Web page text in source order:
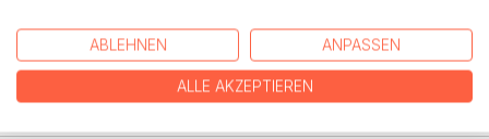
Schicksal enger mit ihrem eigenen verbindet, als ihr lieb ist.
Denn um ihre Magie zu beherrschen und sich den Schatten
zu stellen, der ihre Welt bedroht, muss Faith ihr Gegenstück
finden. Scheitert sie, wird der Fluch niemals gebrochen.
ABLEHNEN ANPASSEN
ALLE AKZEPTIEREN